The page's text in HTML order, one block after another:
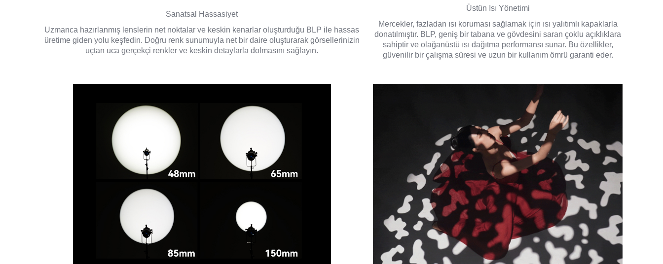
Sanatsal Hassasiyet
Uzmanca hazırlanmış lenslerin net noktalar ve keskin kenarlar oluşturduğu BLP ile hassas
üretime giden yolu keşfedin. Doğru renk sunumuyla net bir daire oluşturarak görsellerinizin
uçtan uca gerçekçi renkler ve keskin detaylarla dolmasını sağlayın.
Üstün Isı Yönetimi
Mercekler, fazladan ısı koruması sağlamak için ısı yalıtımlı kapaklarla
donatılmıştır. BLP, geniş bir tabana ve gövdesini saran çoklu açıklıklara
sahiptir ve olağanüstü ısı dağıtma performansı sunar. Bu özellikler,
güvenilir bir çalışma süresi ve uzun bir kullanım ömrü garanti eder.